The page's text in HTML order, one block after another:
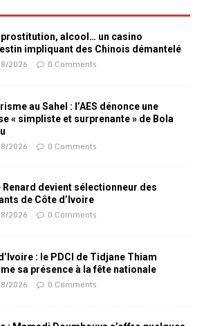
prostitution, alcool… un casino
impliquant des Chinois démantelé
2026 0 Comments
au Sahel : l’AES dénonce une
« simpliste et surprenante » de Bola
2026 0 Comments
Renard devient sélectionneur des
de Côte d’Ivoire
2026 0 Comments
: le PDCI de Tidjane Thiam
sa présence à la fête nationale
2026 0 Comments